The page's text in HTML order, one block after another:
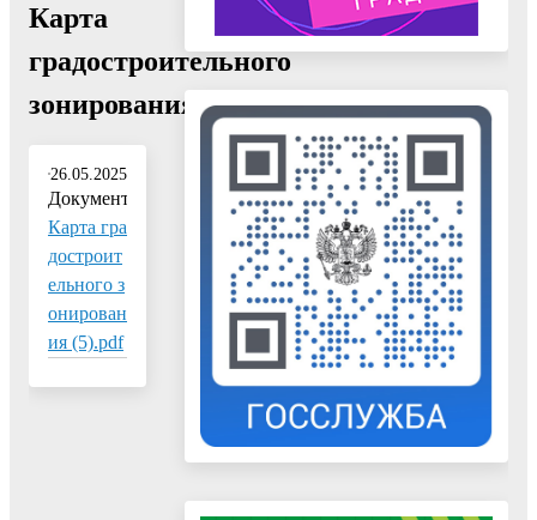
Карта
градостроительного
зонирования"
26.05.2025
Документ:
Карта гра
достроит
ельного з
онирован
ия (5).pdf